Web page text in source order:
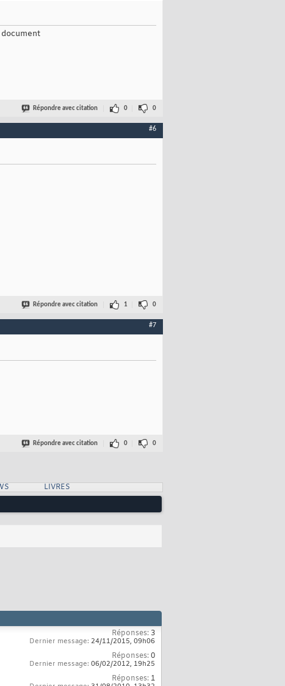
Répondre avec citation 0 0
#6
Répondre avec citation 1 0
#7
Répondre avec citation 0 0
LIVRES
Réponses: 3
Dernier message: 24/11/2015, 09h06
Réponses:0
Dernier message: 06/02/2012, 19h25
Réponses: 1